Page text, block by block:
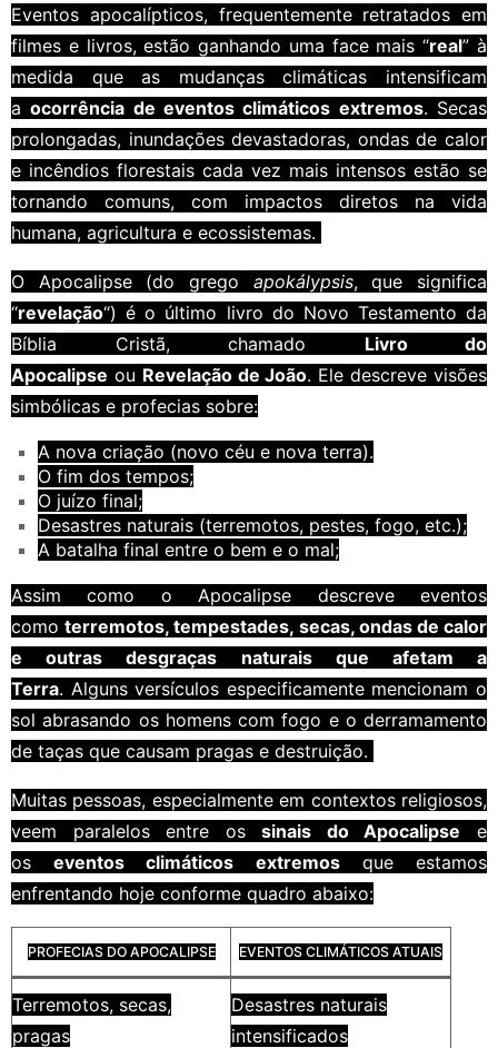
Eventos apocalípticos, frequentemente retratados em
filmes e livros, estão ganhando uma face mais “real” à
medida que as mudanças climáticas intensificam
aocorrência de eventos climáticos extremos. Secas
prolongadas, inundações devastadoras, ondas de calor
e incêndios florestais cada vez mais intensos estão se
tornando comuns, com impactos diretos na vida
humana, agricultura e ecossistemas.
O Apocalipse (do grego apokálypsis, que significa
“revelação“) é o último livro do Novo Testamento da
Bíblia Cristã, chamado Livro do
Apocalipse ou Revelação de João. Ele descreve visões
simbólicas e profecias sobre:
A nova criação (novo céu e nova terra).
O fim dos tempos;
O juízo final;
Desastres naturais (terremotos, pestes, fogo, etc.);
A batalha final entre o bem e o mal;
Assim como o Apocalipse descreve eventos
comoterremotos, tempestades, secas, ondas de calor
e outras desgraças naturais que afetam a
Terra. Alguns versículos especificamente mencionam o
sol abrasando os homens com fogo e o derramamento
de taças que causam pragas e destruição.
Muitas pessoas, especialmente em contextos religiosos,
veem paralelos entre ossinais do Apocalipse e
oseventos climáticos extremosque estamos
enfrentando hoje conforme quadro abaixo:
PROFECIAS DO APOCALIPSE EVENTOS CLIMÁTICOS ATUAIS
Terremotos, secas,
pragas
Desastres naturais
intensificados